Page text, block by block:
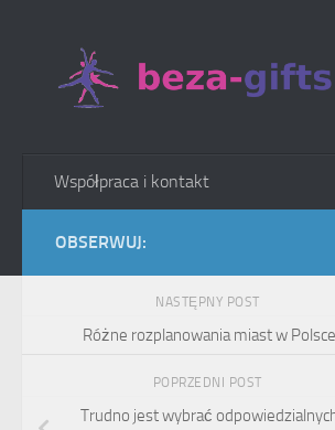
Współpraca i kontakt
OBSERWUJ:
NASTĘPNY POST
Różne rozplanowania miast w Polsce
POPRZEDNI POST
Trudno jest wybrać